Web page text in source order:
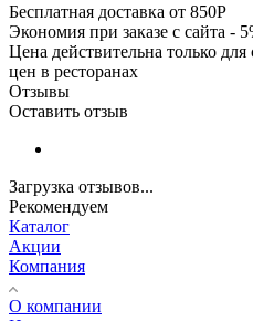
Бесплатная доставка от 850Р
Экономия при заказе с сайта -
Цена действительна только
цен в ресторанах
Отзывы
Оставить отзыв
Загрузка отзывов...
Рекомендуем
Каталог
Акции
Компания
О компании